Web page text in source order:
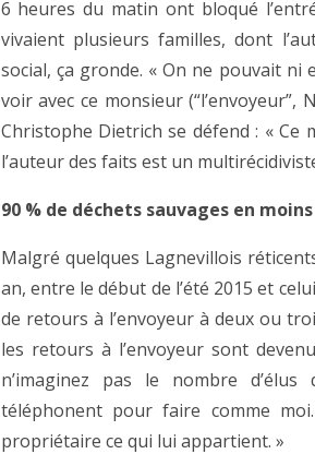
6 heures du matin ont bloqué
vivaient plusieurs familles, dont
social, ça gronde. « On ne pouvait ni
voir avec ce monsieur (“l’envoyeur”,
Christophe Dietrich se défend : « Ce
l’auteur des faits est un
90 % de déchets sauvages en moins
Malgré quelques Lagnevillois
an, entre le début de l’été 2015 et
de retours à l’envoyeur à deux ou
les retours à l’envoyeur sont
n’imaginez pas le nombre
téléphonent pour faire comme
propriétaire ce qui lui appartient. »